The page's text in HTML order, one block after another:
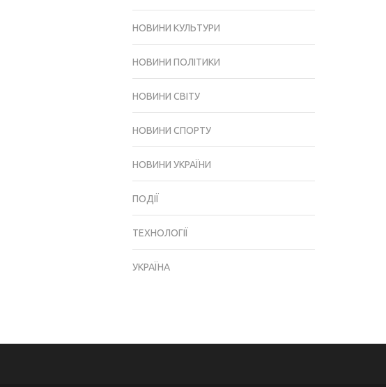
НОВИНИ КУЛЬТУРИ
НОВИНИ ПОЛІТИКИ
НОВИНИ СВІТУ
НОВИНИ СПОРТУ
НОВИНИ УКРАЇНИ
ПОДІЇ
ТЕХНОЛОГІЇ
УКРАЇНА